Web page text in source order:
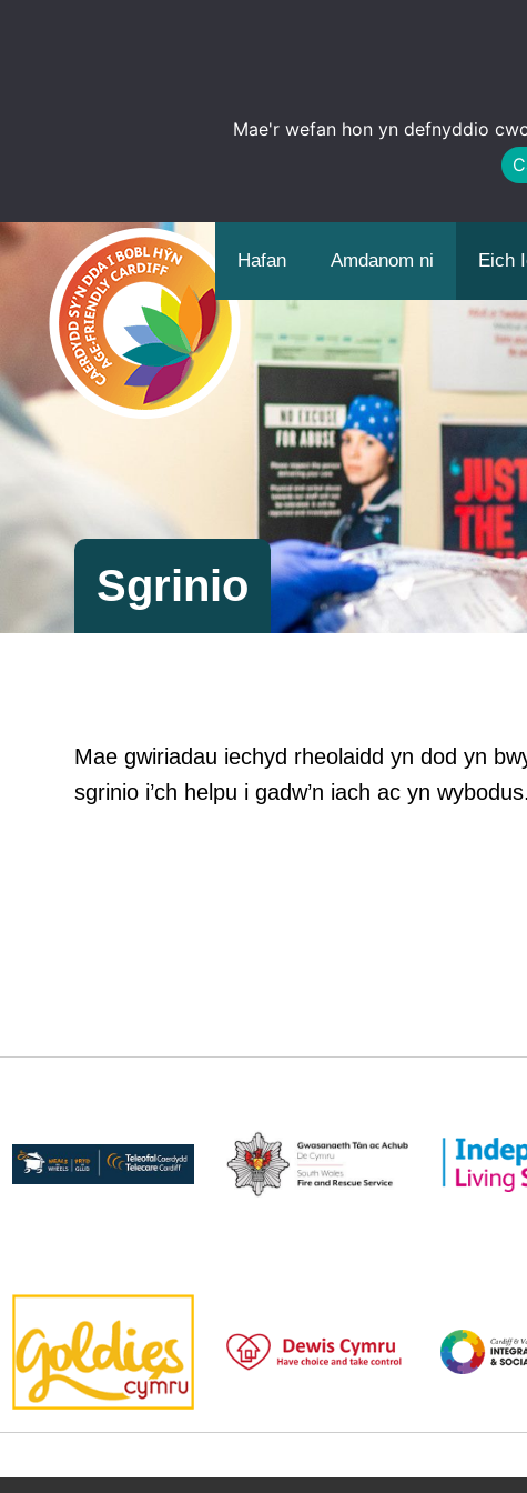
Mae'r wefan hon yn defnyddio
Hafan Amdanom ni Eich
Sgrinio
Mae gwiriadau iechyd rheolaidd yn dod yn
sgrinio i’ch helpu i gadw’n iach ac yn wybodus.